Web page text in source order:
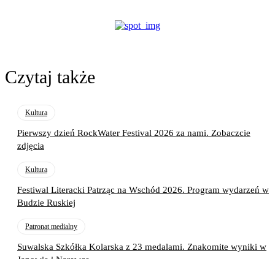
Czytaj także
Kultura
Pierwszy dzień RockWater Festival 2026 za nami. Zobaczcie
zdjęcia
Kultura
Festiwal Literacki Patrząc na Wschód 2026. Program wydarzeń w
Budzie Ruskiej
Patronat medialny
Suwalska Szkółka Kolarska z 23 medalami. Znakomite wyniki w